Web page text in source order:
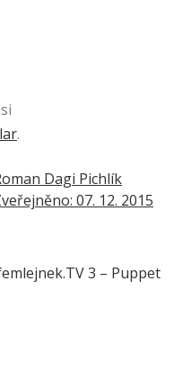
.
Dagi Pichlík
07. 12. 2015
3 – Puppet